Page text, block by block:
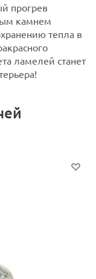
прогрев
камнем
тепла в
ламелей станет